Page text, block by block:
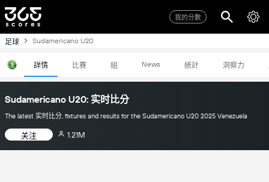
我的分數
足球 Sudamericano U20
詳情 比賽 組 News 統計 洞察力
Sudamericano U20: 实时比分
The latest 实时比分, fixtures and results for the Sudamericano U20 2025 Venezuela
关注 1.21M